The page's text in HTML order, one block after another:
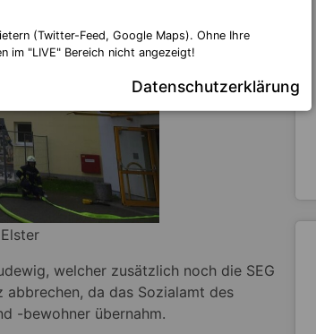
welcher zusätzlich noch die SEG
abbrechen, da das Sozialamt des
-bewohner übernahm.
(Twitter-Feed, Google Maps). Ohne Ihre
im "LIVE" Bereich nicht angezeigt!
Datenschutzerklärung